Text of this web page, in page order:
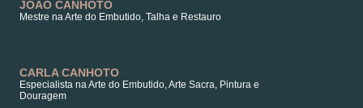
JOÃO CANHOTO
Mestre na Arte do Embutido, Talha e Restauro
CARLA CANHOTO
Especialista na Arte do Embutido, Arte Sacra, Pintura e
Douragem